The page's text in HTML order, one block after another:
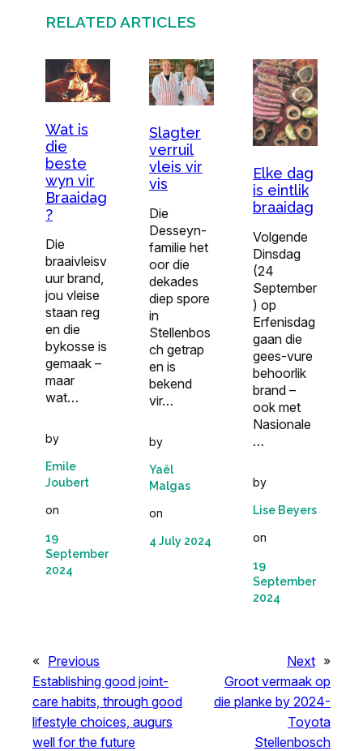
RELATED ARTICLES
Wat is
die
beste
wyn vir
Braaidag
?
Die
braaivleisv
uur brand,
jou vleise
staan reg
en die
bykosse is
gemaak –
maar
wat…
by
Emile
Joubert
on
19
September
2024
Slagter
verruil
vleis vir
vis
Die
Desseyn-
familie het
oor die
dekades
diep spore
in
Stellenbos
ch getrap
en is
bekend
vir…
by
Yaël
Malgas
on
4 July 2024
Elke dag
is eintlik
braaidag
Volgende
Dinsdag
(24
September
) op
Erfenisdag
gaan die
gees-vure
behoorlik
brand –
ook met
Nasionale
…
by
Lise Beyers
on
19
September
2024
« Previous
Establishing good joint-
care habits, through good
lifestyle choices, augurs
well for the future
Next »
Groot vermaak op
die planke by 2024-
Toyota
Stellenbosch